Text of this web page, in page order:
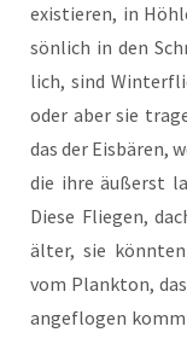
exis­tie­ren, in
sön­lich in den
lich, sind
oder aber sie
das der Eis­bä­ren,
die ihre äußerst
Die­se Flie­gen,
älter, sie
vom Plank­ton,
ange­flo­gen